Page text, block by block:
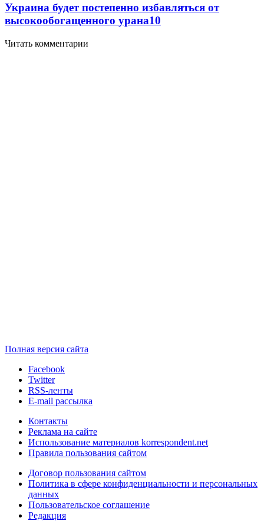
Украина будет постепенно избавляться от
высокообогащенного урана10
Читать комментарии
Полная версия сайта
Facebook
Twitter
RSS-ленты
E-mail рассылка
Контакты
Реклама на сайте
Использование материалов korrespondent.net
Правила пользования сайтом
Договор пользования сайтом
Политика в сфере конфиденциальности и персональных
данных
Пользовательское соглашение
Редакция